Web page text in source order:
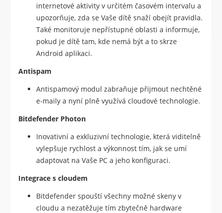
internetové aktivity v určitém časovém intervalu a
upozorňuje, zda se Vaše dítě snaží obejít pravidla.
Také monitoruje nepřístupné oblasti a informuje,
pokud je dítě tam, kde nemá být a to skrze
Android aplikaci.
Antispam
Antispamový modul zabraňuje přijmout nechtěné
e-maily a nyní plně využívá cloudové technologie.
Bitdefender Photon
Inovativní a exkluzivní technologie, která viditelně
vylepšuje rychlost a výkonnost tím, jak se umí
adaptovat na Vaše PC a jeho konfiguraci.
Integrace s cloudem
Bitdefender spouští všechny možné skeny v
cloudu a nezatěžuje tím zbytečně hardware